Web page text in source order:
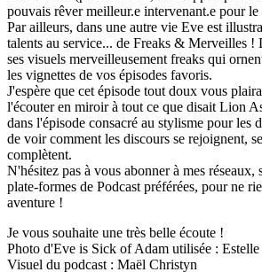
pouvais rêver meilleur.e intervenant.e pour le
Par ailleurs, dans une autre vie Eve est
talents au service... de Freaks & Merveilles !
ses visuels merveilleusement freaks qui
les vignettes de vos épisodes favoris.
J'espère que cet épisode tout doux vous
l'écouter en miroir à tout ce que disait Lion
dans l'épisode consacré au stylisme pour les
de voir comment les discours se rejoignent,
complètent.
N'hésitez pas à vous abonner à mes réseaux,
plate-formes de Podcast préférées, pour ne
aventure !
Je vous souhaite une très belle écoute !
Photo d'Eve is Sick of Adam utilisée :
Visuel du podcast : Maël Christyn